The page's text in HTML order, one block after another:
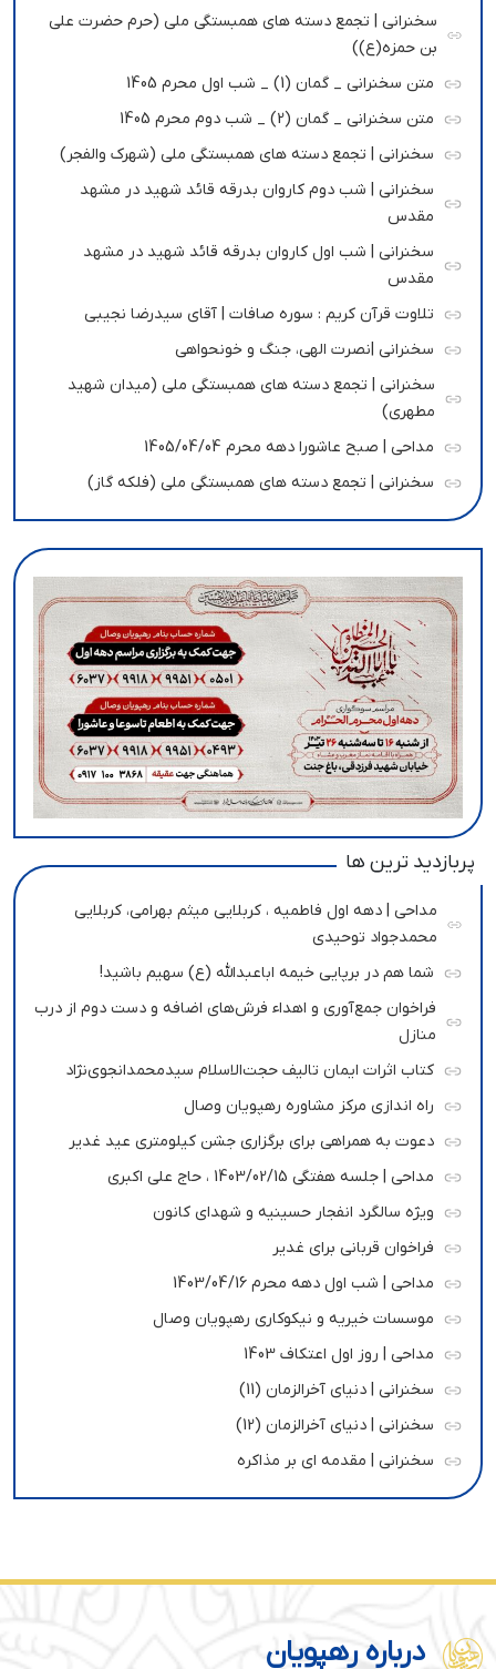
سخنرانی | تجمع دسته های همبستگی ملی (حرم حضرت علی
بن حمزه(ع))
متن سخنرانی _ گمان (1) _ شب اول محرم 1405
متن سخنرانی _ گمان (2) _ شب دوم محرم 1405
سخنرانی | تجمع دسته های همبستگی ملی (شهرک والفجر)
سخنرانی | شب دوم کاروان بدرقه قائد شهید در مشهد
مقدس
سخنرانی | شب اول کاروان بدرقه قائد شهید در مشهد
مقدس
تلاوت قرآن کریم : سوره صافات | آقای سیدرضا نجیبی
سخنرانی |نصرت الهی، جنگ و خونحواهی
سخنرانی | تجمع دسته های همبستگی ملی (میدان شهید
مطهری)
مداحی | صبح عاشورا دهه محرم 1405/04/04
سخنرانی | تجمع دسته های همبستگی ملی (فلکه گاز)
پربازدید ترین ها
مداحی | دهه اول فاطمیه ، کربلایی میثم بهرامی، کربلایی
محمدجواد توحیدی
شما هم در برپایی خیمه اباعبدالله (ع) سهیم باشید!
فراخوان جمع‌آوری و اهداء فرش‌های اضافه و دست دوم از درب
منازل
کتاب اثرات ایمان تالیف حجت‌الاسلام سیدمحمدانجوی‌نژاد
راه اندازی مرکز مشاوره رهپویان وصال
دعوت به همراهی برای برگزاری جشن کیلومتری عید غدیر
مداحی | جلسه هفتگی 1403/02/15 ، حاج علی اکبری
ویژه سالگرد انفجار حسینیه و شهدای کانون
فراخوان قربانی برای غدیر
مداحی | شب اول دهه محرم 1403/04/16
موسسات خیریه و نیکوکاری رهپویان وصال
مداحی | روز اول اعتکاف 1403
سخنرانی | دنیای آخرالزمان (11)
سخنرانی | دنیای آخرالزمان (12)
سخنرانی | مقدمه ای بر مذاکره
درباره رهپویان